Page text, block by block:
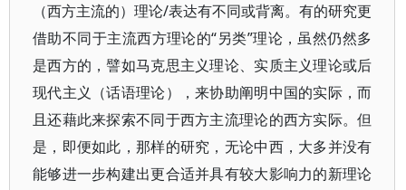
（西方主流的）理论/表达有不同或背离。有的研究更
借助不同于主流西方理论的“另类”理论，虽然仍然多
是西方的，譬如马克思主义理论、实质主义理论或后
现代主义（话语理论），来协助阐明中国的实际，而
且还藉此来探索不同于西方主流理论的西方实际。但
是，即便如此，那样的研究，无论中西，大多并没有
能够进一步构建出更合适并具有较大影响力的新理论